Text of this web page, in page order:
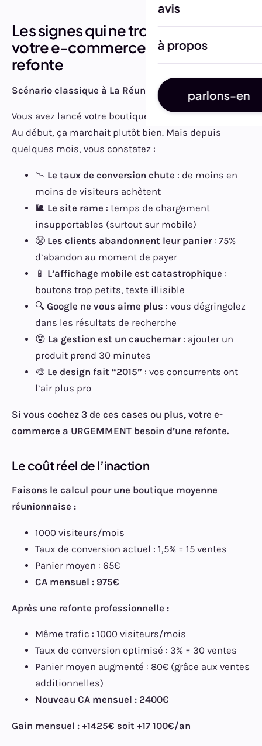
avis
à propos
parlons-en
Les signes qui ne trompent pas :
votre e-commerce a besoin d’une
refonte
Scénario classique à La Réunion :
Vous avez lancé votre boutique en ligne il y a 2-3 ans.
Au début, ça marchait plutôt bien. Mais depuis
quelques mois, vous constatez :
📉 Le taux de conversion chute : de moins en
moins de visiteurs achètent
🐌 Le site rame : temps de chargement
insupportables (surtout sur mobile)
😤 Les clients abandonnent leur panier: 75%
d’abandon au moment de payer
📱 L’affichage mobile est catastrophique :
boutons trop petits, texte illisible
🔍 Google ne vous aime plus : vous dégringolez
dans les résultats de recherche
😵 La gestion est un cauchemar: ajouter un
produit prend 30 minutes
🎨 Le design fait “2015” : vos concurrents ont
l’air plus pro
Si vous cochez 3 de ces cases ou plus, votre e-
commerce a URGEMMENT besoin d’une refonte.
Le coût réel de l’inaction
Faisons le calcul pour une boutique moyenne
réunionnaise :
1000 visiteurs/mois
Taux de conversion actuel : 1,5% = 15 ventes
Panier moyen : 65€
CA mensuel : 975€
Après une refonte professionnelle :
Même trafic : 1000 visiteurs/mois
Taux de conversion optimisé : 3% = 30 ventes
Panier moyen augmenté : 80€ (grâce aux ventes
additionnelles)
Nouveau CA mensuel : 2400€
Gain mensuel : +1425€ soit +17 100€/an